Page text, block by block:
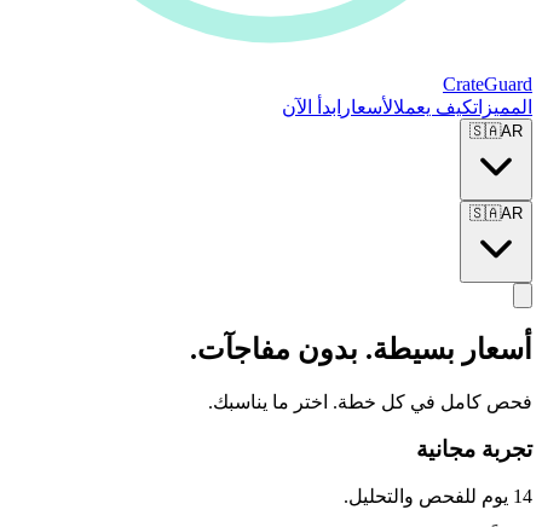
CrateGuard
المميزاتكيف يعملالأسعار ابدأ الآن
🇸🇦AR
🇸🇦AR
أسعار بسيطة. بدون مفاجآت.
فحص كامل في كل خطة. اختر ما يناسبك.
تجربة مجانية
14 يوم للفحص والتحليل.